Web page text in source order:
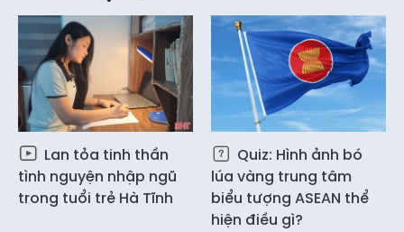
Lan tỏa tinh thần
tình nguyện nhập ngũ
trong tuổi trẻ Hà Tĩnh
Quiz: Hình ảnh bó
lúa vàng trung tâm
biểu tượng ASEAN thể
hiện điều gì?